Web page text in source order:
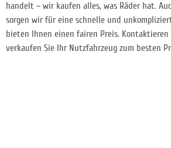
handelt – wir kaufen alles, was Räder hat.
sorgen wir für eine schnelle und
bieten Ihnen einen fairen Preis.
verkaufen Sie Ihr Nutzfahrzeug zum besten